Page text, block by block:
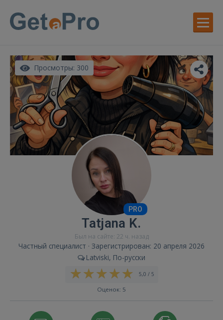
Просмотры: 300
PRO
Tatjana K.
Был на сайте: 22 ч. назад
Частный специалист · Зарегистрирован: 20 апреля 2026
Latviski, По-русски
5,0 / 5
Оценок: 5